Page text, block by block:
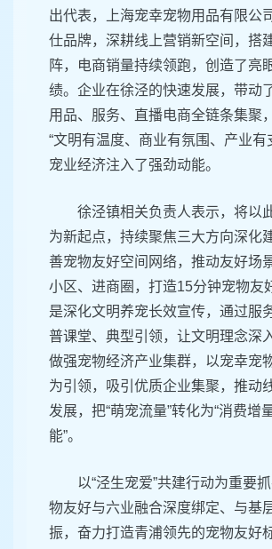
出代表，上海宠幸宠物用品有限公
仕品牌，深耕线上营销新空间，搭
阵，电商销量持续领跑，创造了亮
绩。企业在徐泾的快速发展，带动
用品、服务、直播电商全链条集聚
“文明有温度、商业有氛围、产业有
宠业经济注入了强劲动能。
徐泾镇相关负责人表示，将以
为新起点，持续聚焦三大方向深化
善宠物友好空间网络，推动友好场
小区、进商圈，打造15分钟宠物友
是深化文明养宠长效宣传，通过服
普课堂、典型引领，让文明理念深
做强宠物经济产业集群，以宠幸宠
为引领，吸引优质企业集聚，推动
发展，把“萌宠流量”转化为“消费增
能”。
以“泾生宠爱”共建行动为重要
物友好与六业融合深度绑定、与基
振，奋力打造青浦领先的宠物友好